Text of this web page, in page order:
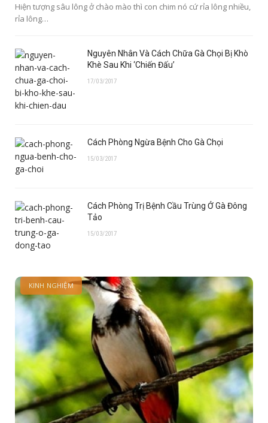
Hiện tượng sâu lông ở chào mào thì con chim nó cứ rỉa lông nhiều,
rỉa lông…
Nguyên Nhân Và Cách Chữa Gà Chọi Bị Khò
Khè Sau Khi ‘Chiến Đấu’
17/03/2017
Cách Phòng Ngừa Bệnh Cho Gà Chọi
15/03/2017
Cách Phòng Trị Bệnh Cầu Trùng Ở Gà Đông
Tảo
15/03/2017
KINH NGHIỆM